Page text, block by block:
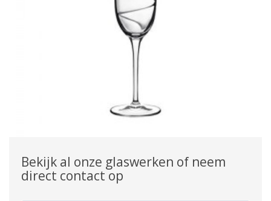
Bekijk al onze glaswerken of neem
direct contact op